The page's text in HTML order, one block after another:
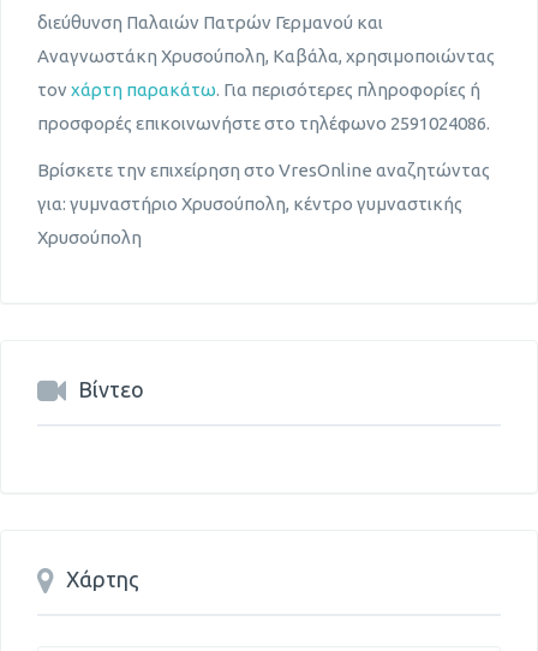
διεύθυνση Παλαιών Πατρών Γερμανού και
Αναγνωστάκη Χρυσούπολη, Καβάλα, χρησιμοποιώντας
τον χάρτη παρακάτω. Για περισότερες πληροφορίες ή
προσφορές επικοινωνήστε στο τηλέφωνο 2591024086.
Βρίσκετε την επιχείρηση στο VresOnline αναζητώντας
για: γυμναστήριο Χρυσούπολη, κέντρο γυμναστικής
Χρυσούπολη
Βίντεο
Χάρτης